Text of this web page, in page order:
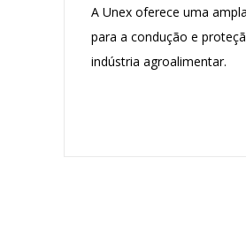
A Unex oferece uma
para a condução e
indústria agroalimentar.